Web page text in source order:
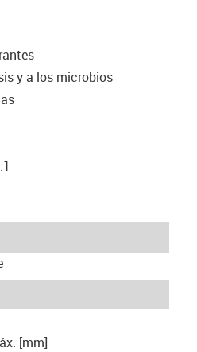
y a los microbios
[mm]